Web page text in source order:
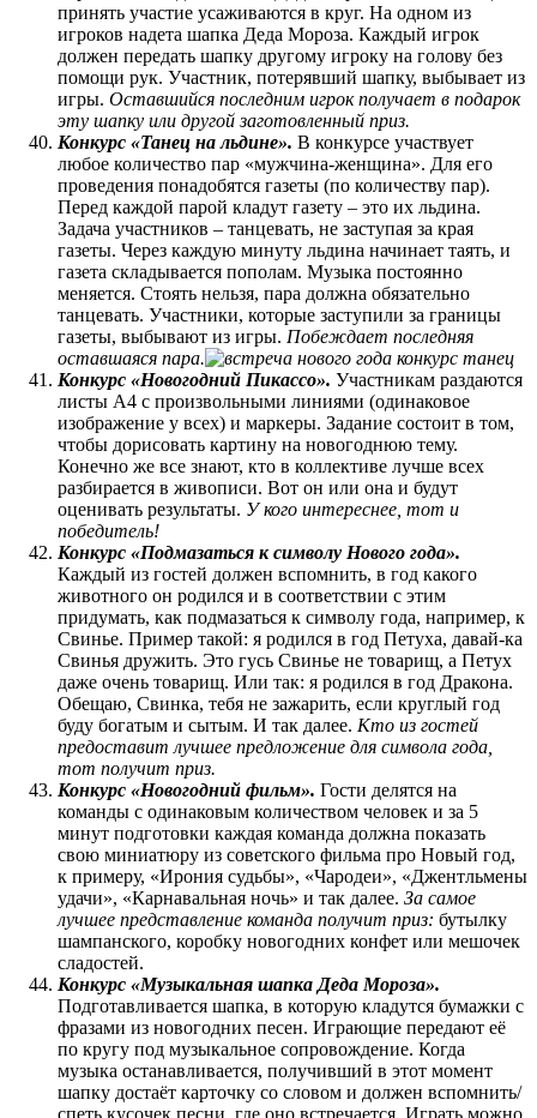
принять участие усаживаются в круг. На одном из
игроков надета шапка Деда Мороза. Каждый игрок
должен передать шапку другому игроку на голову без
помощи рук. Участник, потерявший шапку, выбывает из
игры. Оставшийся последним игрок получает в подарок
эту шапку или другой заготовленный приз.
Конкурс «Танец на льдине». В конкурсе участвует
любое количество пар «мужчина-женщина». Для его
проведения понадобятся газеты (по количеству пар).
Перед каждой парой кладут газету – это их льдина.
Задача участников – танцевать, не заступая за края
газеты. Через каждую минуту льдина начинает таять, и
газета складывается пополам. Музыка постоянно
меняется. Стоять нельзя, пара должна обязательно
танцевать. Участники, которые заступили за границы
газеты, выбывают из игры. Побеждает последняя
оставшаяся пара.
Конкурс «Новогодний Пикассо». Участникам раздаются
листы А4 с произвольными линиями (одинаковое
изображение у всех) и маркеры. Задание состоит в том,
чтобы дорисовать картину на новогоднюю тему.
Конечно же все знают, кто в коллективе лучше всех
разбирается в живописи. Вот он или она и будут
оценивать результаты. У кого интереснее, тот и
победитель!
Конкурс «Подмазаться к символу Нового года».
Каждый из гостей должен вспомнить, в год какого
животного он родился и в соответствии с этим
придумать, как подмазаться к символу года, например, к
Свинье. Пример такой: я родился в год Петуха, давай-ка
Свинья дружить. Это гусь Свинье не товарищ, а Петух
даже очень товарищ. Или так: я родился в год Дракона.
Обещаю, Свинка, тебя не зажарить, если круглый год
буду богатым и сытым. И так далее. Кто из гостей
предоставит лучшее предложение для символа года,
тот получит приз.
Конкурс «Новогодний фильм». Гости делятся на
команды с одинаковым количеством человек и за 5
минут подготовки каждая команда должна показать
свою миниатюру из советского фильма про Новый год,
к примеру, «Ирония судьбы», «Чародеи», «Джентльмены
удачи», «Карнавальная ночь» и так далее. За самое
лучшее представление команда получит приз: бутылку
шампанского, коробку новогодних конфет или мешочек
сладостей.
Конкурс «Музыкальная шапка Деда Мороза».
Подготавливается шапка, в которую кладутся бумажки с
фразами из новогодних песен. Играющие передают её
по кругу под музыкальное сопровождение. Когда
музыка останавливается, получивший в этот момент
шапку достаёт карточку со словом и должен вспомнить/